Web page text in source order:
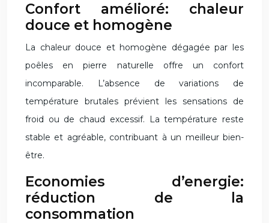
Confort amélioré: chaleur
douce et homogène
La chaleur douce et homogène dégagée par les
poêles en pierre naturelle offre un confort
incomparable. L’absence de variations de
température brutales prévient les sensations de
froid ou de chaud excessif. La température reste
stable et agréable, contribuant à un meilleur bien-
être.
Economies d’energie:
réduction de la
consommation